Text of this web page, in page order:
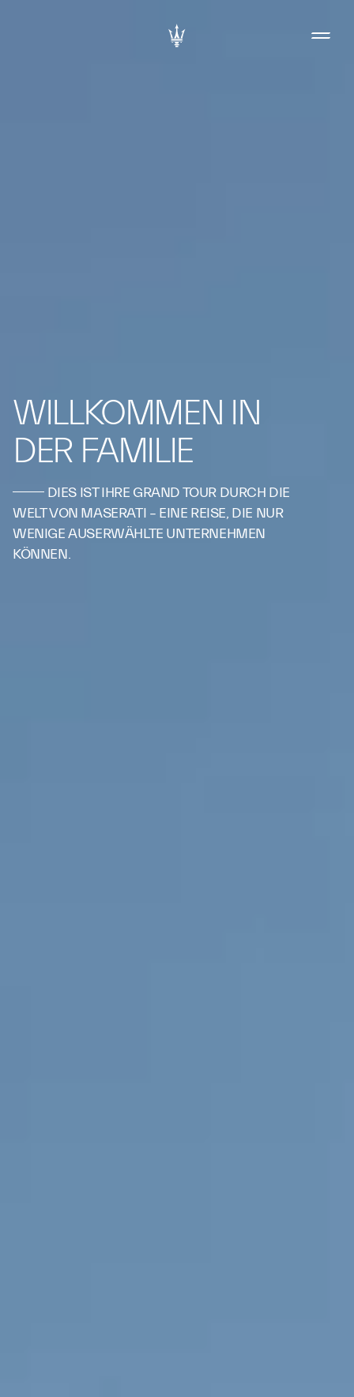
WILLKOMMEN IN
DER FAMILIE
DIES IST IHRE GRAND TOUR DURCH DIE
WELT VON MASERATI – EINE REISE, DIE NUR
WENIGE AUSERWÄHLTE UNTERNEHMEN
KÖNNEN.